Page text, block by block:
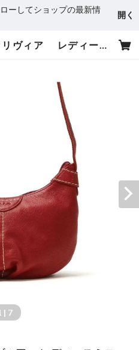
ローしてショップの最新情
開く
Dakota（ダコタ）オリヴィア レディースミニショルダーバッグ 1034603 | 小松屋
| 7